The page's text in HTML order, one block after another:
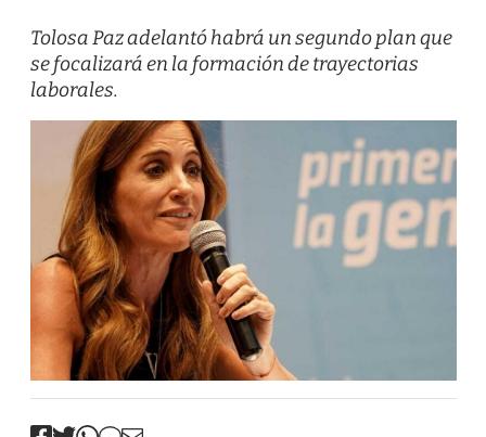
Tolosa Paz adelantó habrá un segundo plan que
se focalizará en la formación de trayectorias
laborales.